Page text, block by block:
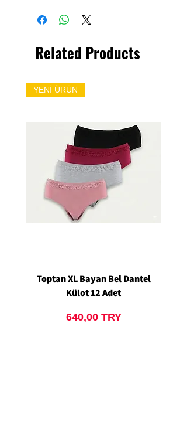
Related Products
YENİ ÜRÜN
Toptan XL Bayan Bel Dantel
Külot 12 Adet
Price
640,00 TRY